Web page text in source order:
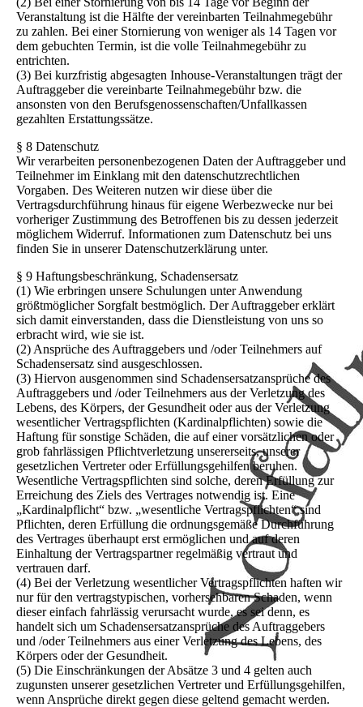
Veranstaltung ist die Hälfte der vereinbarten Teilnahmegebühr
zu zahlen. Bei einer Stornierung von weniger als 14 Tagen vor
dem gebuchten Termin, ist die volle Teilnahmegebühr zu
entrichten.
(3) Bei kurzfristig abgesagten Inhouse-Veranstaltungen trägt der
Auftraggeber die vereinbarte Teilnahmegebühr bzw. die
ansonsten von den Berufsgenossenschaften/Unfallkassen
gezahlten Erstattungssätze.
§ 8 Datenschutz
Wir verarbeiten personenbezogenen Daten der Auftraggeber und
Teilnehmer im Einklang mit den datenschutzrechtlichen
Vorgaben. Des Weiteren nutzen wir diese über die
Vertragsdurchführung hinaus für eigene Werbezwecke nur bei
vorheriger Zustimmung des Betroffenen bis zu dessen jederzeit
möglichem Widerruf. Informationen zum Datenschutz bei uns
finden Sie in unserer Datenschutzerklärung unter.
§ 9 Haftungsbeschränkung, Schadensersatz
(1) Wie erbringen unsere Schulungen unter Anwendung
größtmöglicher Sorgfalt bestmöglich. Der Auftraggeber erklärt
sich damit einverstanden, dass die Dienstleistung von uns so
erbracht wird, wie sie ist.
(2) Ansprüche des Auftraggebers und /oder Teilnehmers auf
Schadensersatz sind ausgeschlossen.
(3) Hiervon ausgenommen sind Schadensersatzansprüche des
Auftraggebers und /oder Teilnehmers aus der Verletzung des
Lebens, des Körpers, der Gesundheit oder aus der Verletzung
wesentlicher Vertragspflichten (Kardinalpflichten) sowie die
Haftung für sonstige Schäden, die auf einer vorsätzlichen oder
grob fahrlässigen Pflichtverletzung unsererseits, unserer
gesetzlichen Vertreter oder Erfüllungsgehilfen beruhen.
Wesentliche Vertragspflichten sind solche, deren Erfüllung zur
Erreichung des Ziels des Vertrages notwendig ist. Eine
„Kardinalpflicht“ bzw. „wesentliche Vertragspflichten“ sind
Pflichten, deren Erfüllung die ordnungsgemäße Durchführung
des Vertrages überhaupt erst ermöglichen und auf deren
Einhaltung der Vertragspartner regelmäßig vertraut und
vertrauen darf.
(4) Bei der Verletzung wesentlicher Vertragspflichten haften wir
nur für den vertragstypischen, vorhersehbaren Schaden, wenn
dieser einfach fahrlässig verursacht wurde, es sei denn, es
handelt sich um Schadensersatzansprüche des Auftraggebers
und /oder Teilnehmers aus einer Verletzung des Lebens, des
Körpers oder der Gesundheit.
(5) Die Einschränkungen der Absätze 3 und 4 gelten auch
zugunsten unserer gesetzlichen Vertreter und Erfüllungsgehilfen,
wenn Ansprüche direkt gegen diese geltend gemacht werden.